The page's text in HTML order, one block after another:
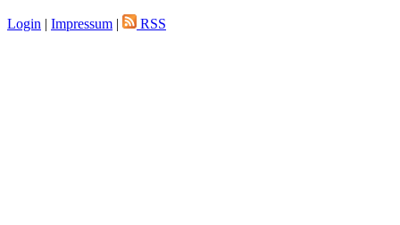
Login | Impressum | RSS